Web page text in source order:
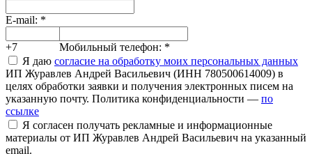
E-mail: *
+7 Мобильный телефон: *
Я даю согласие на обработку моих персональных данных
ИП Журавлев Андрей Васильевич (ИНН 780500614009) в
целях обработки заявки и получения электронных писем на
указанную почту. Политика конфиденциальности — по
ссылке
Я согласен получать рекламные и информационные
материалы от ИП Журавлев Андрей Васильевич на указанный
email.